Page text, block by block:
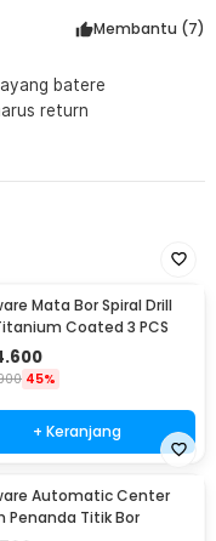
Membantu (7)
batere
return
Mata Bor Spiral Drill
Coated 3 PCS
45%
+ Keranjang
Automatic Center
Penanda Titik Bor